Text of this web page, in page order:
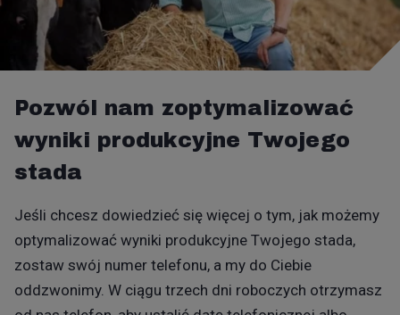
Pozwól nam zoptymalizować
wyniki produkcyjne Twojego
stada
Jeśli chcesz dowiedzieć się więcej o tym, jak możemy
optymalizować wyniki produkcyjne Twojego stada,
zostaw swój numer telefonu, a my do Ciebie
oddzwonimy. W ciągu trzech dni roboczych otrzymasz